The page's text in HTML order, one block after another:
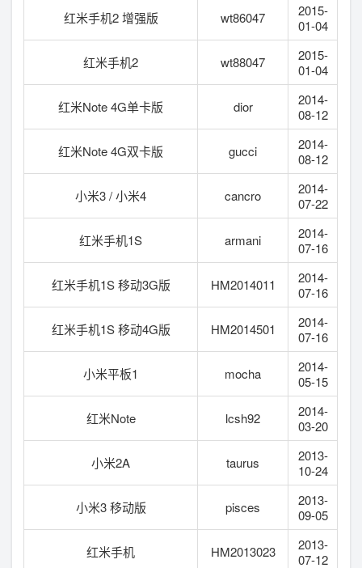
红米手机2 增强版 wt86047
2015-
01-04
红米手机2 wt88047
2015-
01-04
红米Note 4G单卡版 dior
2014-
08-12
红米Note 4G双卡版 gucci
2014-
08-12
小米3 / 小米4 cancro
2014-
07-22
红米手机1S armani
2014-
07-16
红米手机1S 移动3G版 HM2014011
2014-
07-16
红米手机1S 移动4G版 HM2014501
2014-
07-16
小米平板1 mocha
2014-
05-15
红米Note lcsh92
2014-
03-20
小米2A taurus
2013-
10-24
小米3 移动版 pisces
2013-
09-05
红米手机 HM2013023
2013-
07-12